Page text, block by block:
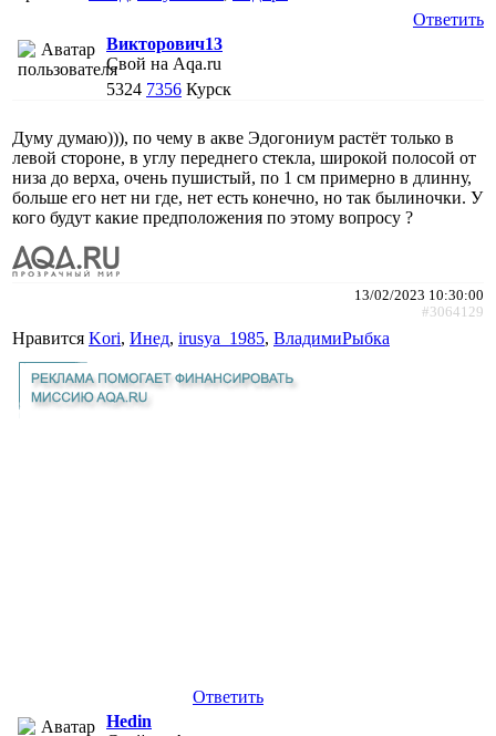
Ответить
Викторович13
Свой на Aqa.ru
5324 7356 Курск
Думу думаю))), по чему в акве Эдогониум растёт только в
левой стороне, в углу переднего стекла, широкой полосой от
низа до верха, очень пушистый, по 1 см примерно в длинну,
больше его нет ни где, нет есть конечно, но так былиночки. У
кого будут какие предположения по этому вопросу ?
13/02/2023 10:30:00
#3064129
Нравится Kori, Инед, irusya_1985, ВладимиРыбка
Ответить
Hedin